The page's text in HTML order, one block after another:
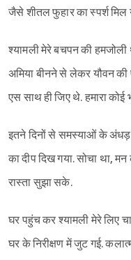
जैसे शीतल फुहार का स्पर्श मिल
श्यामली मेरे बचपन की
अमिया बीनने से लेकर यौवन
एस साथ ही जिए थे. हमारा कोई
इतने दिनों से समस्याओं के
का दीप दिख गया. सोचा था,
रास्ता सुझा सके.
घर पहुंच कर श्यामली मेरे लिए
घर के निरीक्षण में जुट गई.